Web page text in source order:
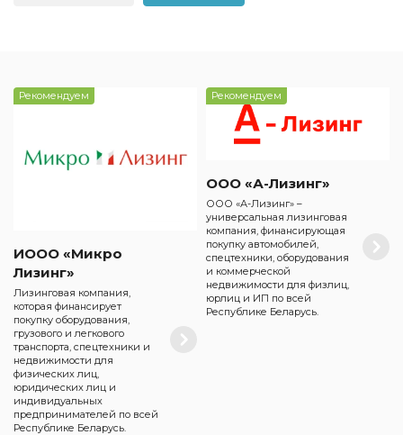
Рекомендуем
ИООО «Микро
Лизинг»
Лизинговая компания,
которая финансирует
покупку оборудования,
грузового и легкового
транспорта, спецтехники и
недвижимости для
физических лиц,
юридических лиц и
индивидуальных
предпринимателей по всей
Республике Беларусь.
Рекомендуем
ООО «А-Лизинг»
ООО «А-Лизинг» –
универсальная лизинговая
компания, финансирующая
покупку автомобилей,
спецтехники, оборудования
и коммерческой
недвижимости для физлиц,
юрлиц и ИП по всей
Республике Беларусь.